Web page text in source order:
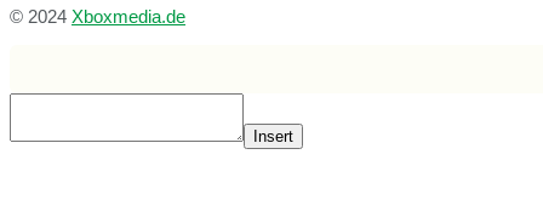
© 2024 Xboxmedia.de
Insert